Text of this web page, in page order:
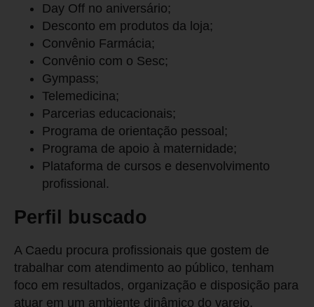
Day Off no aniversário;
Desconto em produtos da loja;
Convênio Farmácia;
Convênio com o Sesc;
Gympass;
Telemedicina;
Parcerias educacionais;
Programa de orientação pessoal;
Programa de apoio à maternidade;
Plataforma de cursos e desenvolvimento
profissional.
Perfil buscado
A Caedu procura profissionais que gostem de
trabalhar com atendimento ao público, tenham
foco em resultados, organização e disposição para
atuar em um ambiente dinâmico do varejo.